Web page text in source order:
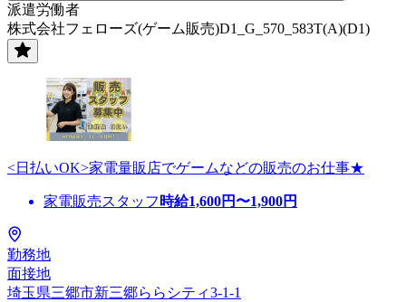
派遣労働者
株式会社フェローズ(ゲーム販売)D1_G_570_583T(A)(D1)
<日払いOK>家電量販店でゲームなどの販売のお仕事★
家電販売スタッフ 時給1,600円〜1,900円
勤務地
面接地
埼玉県三郷市新三郷ららシティ3-1-1